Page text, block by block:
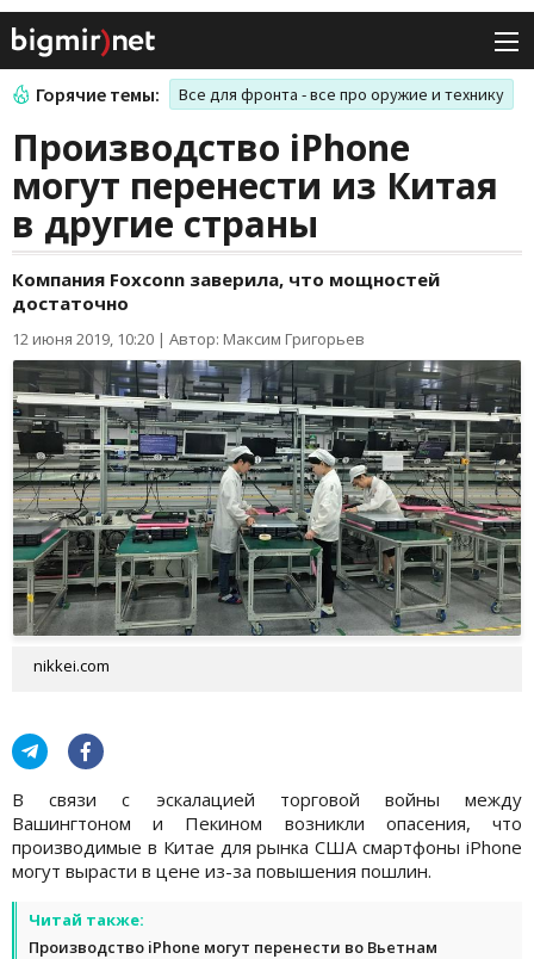
Горячие темы: Все для фронта - все про оружие и технику
Производство iPhone
могут перенести из Китая
в другие страны
Компания Foxconn заверила, что мощностей
достаточно
12 июня 2019, 10:20 | Автор: Максим Григорьев
nikkei.com
В связи с эскалацией торговой войны между
Вашингтоном и Пекином возникли опасения, что
производимые в Китае для рынка США смартфоны iPhone
могут вырасти в цене из-за повышения пошлин.
Читай также:
Производство iPhone могут перенести во Вьетнам